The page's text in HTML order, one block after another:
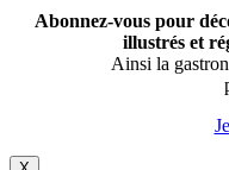
Abonnez-vous pour
illustrés et
Ainsi la